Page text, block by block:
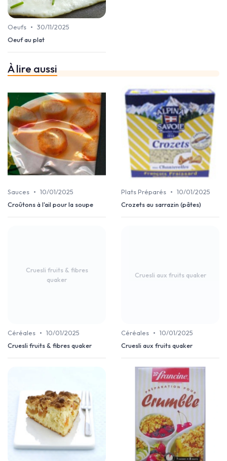
Oeufs • 30/11/2025
Oeuf au plat
À lire aussi
Sauces • 10/01/2025
Croûtons à l'ail pour la soupe
Plats Préparés • 10/01/2025
Crozets au sarrazin (pâtes)
Cruesli fruits & fibres
quaker
Céréales • 10/01/2025
Cruesli fruits & fibres quaker
Cruesli aux fruits quaker
Céréales • 10/01/2025
Cruesli aux fruits quaker